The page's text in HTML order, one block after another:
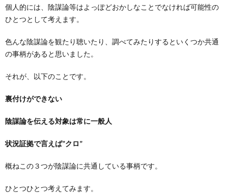
個人的には、陰謀論等はよっぽどおかしなことでなければ可能性の
ひとつとして考えます。
色んな陰謀論を観たり聴いたり、調べてみたりするといくつか共通
の事柄があると思いました。
それが、以下のことです。
裏付けができない
陰謀論を伝える対象は常に一般人
状況証拠で言えば”クロ”
概ねこの３つが陰謀論に共通している事柄です。
ひとつひとつ考えてみます。